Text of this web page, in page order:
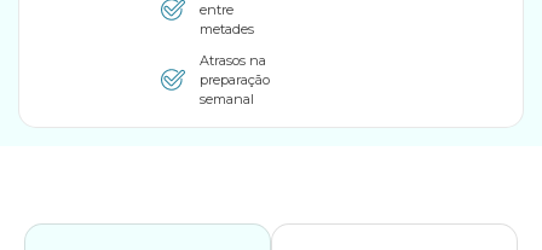
entre
metades
Atrasos na
preparação
semanal